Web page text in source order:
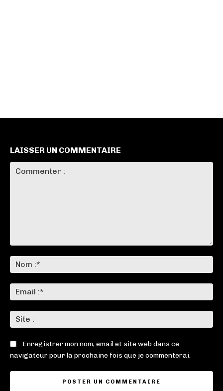
LAISSER UN COMMENTAIRE
:*
:*
:
Enregistrer mon nom, email et site web dans ce
navigateur pour la prochaine fois que je commenterai.